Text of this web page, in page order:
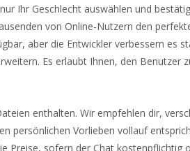
Ihr Geschlecht auswählen und
von Online-Nutzern den
aber die Entwickler verbessern es
Es erlaubt Ihnen, den Benutzer
enthalten. Wir empfehlen dir,
persönlichen Vorlieben vollauf
Preise, sofern der Chat kostenpflichtig